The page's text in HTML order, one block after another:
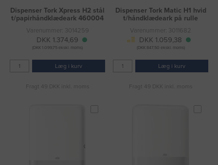
Dispenser Tork Xpress H2 stål
t/papirhåndklædeark 460004
Varenummer: 3014259
DKK 1.374,69
(DKK 1.099,75 ekskl. moms)
Læg i kurv
Fragt 49 DKK inkl. moms
Dispenser Tork Matic H1 hvid
t/håndklædeark på rulle
Varenummer: 3011682
DKK 1.059,38
(DKK 847,50 ekskl. moms)
Læg i kurv
Fragt 49 DKK inkl. moms